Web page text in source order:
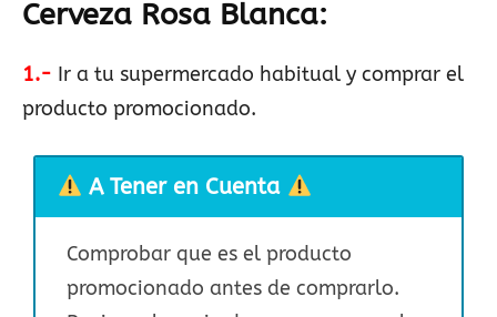
Cerveza Rosa Blanca:
1.- Ir a tu supermercado habitual y comprar el
producto promocionado.
A Tener en Cuenta
Comprobar que es el producto
promocionado antes de comprarlo.